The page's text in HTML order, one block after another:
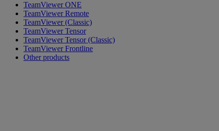
TeamViewer ONE
TeamViewer Remote
TeamViewer (Classic)
TeamViewer Tensor
TeamViewer Tensor (Classic)
TeamViewer Frontline
Other products